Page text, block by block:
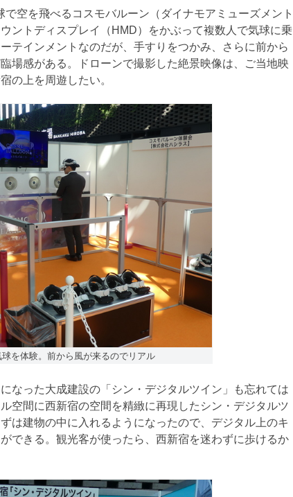
空を飛べるコスモバルーン（ダイナモアミューズメント
ントディスプレイ（HMD）をかぶって複数人で気球に乗
テインメントなのだが、手すりをつかみ、さらに前から
場感がある。ドローンで撮影した絶景映像は、ご当地映
の上を周遊したい。
を体験。前から風が来るのでリアル
なった大成建設の「シン・デジタルツイン」も忘れては
空間に西新宿の空間を精緻に再現したシン・デジタルツ
は建物の中に入れるようになったので、デジタル上のキ
できる。観光客が使ったら、西新宿を迷わずに歩けるか